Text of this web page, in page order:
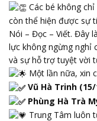
Các bé không
còn thể hiện được sự
Nói – Đọc – Viết. Đây
lực không ngừng nghỉ
và sự hỗ trợ tuyệt vời
Một lần nữa, xin
Vũ Hà Trinh
Phùng Hà Trà
Trung Tâm luôn